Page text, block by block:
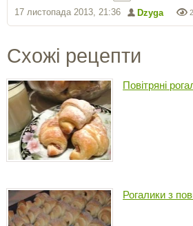
Dzyga
17 листопада 2013, 21:36
Схожі рецепти
Повітряні
Рогалики з